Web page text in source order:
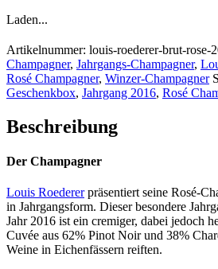
Laden...
Artikelnummer: louis-roederer-brut-rose-
Champagner, Jahrgangs-Champagner,
Rosé Champagner, Winzer-Champagner
Geschenkbox, Jahrgang 2016, Rosé
Beschreibung
Der Champagner
Louis Roedererpräsentiert seine Rosé-
in Jahrgangsform. Dieser besondere
Jahr 2016 ist ein cremiger, dabei jedoch
Cuvée aus 62% Pinot Noir und 38%
Weine in Eichenfässern reiften.